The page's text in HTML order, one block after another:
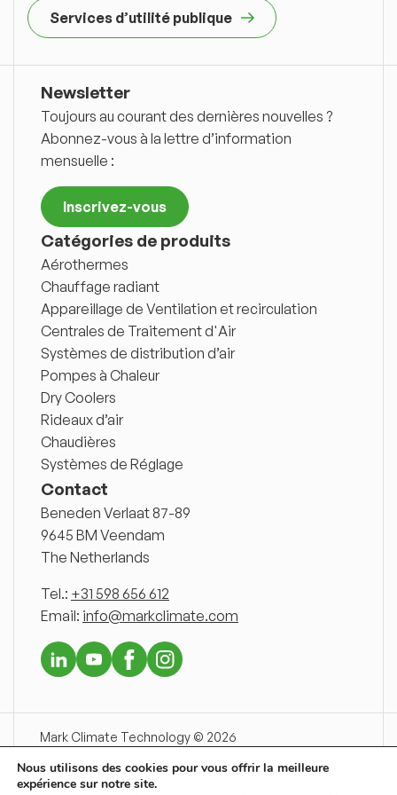
Services d’utilité publique
Newsletter
Toujours au courant des dernières nouvelles ?
Abonnez-vous à la lettre d’information
mensuelle :
Inscrivez-vous
Catégories de produits
Aérothermes
Chauffage radiant
Appareillage de Ventilation et recirculation
Centrales de Traitement d'Air
Systèmes de distribution d’air
Pompes à Chaleur
Dry Coolers
Rideaux d’air
Chaudières
Systèmes de Réglage
Contact
Beneden Verlaat 87-89
9645 BM Veendam
The Netherlands
Tel.: +31 598 656 612
Email: info@markclimate.com
Mark Climate Technology © 2026
Conditions Generales de Vente
Nous utilisons des cookies pour vous offrir la meilleure
expérience sur notre site.